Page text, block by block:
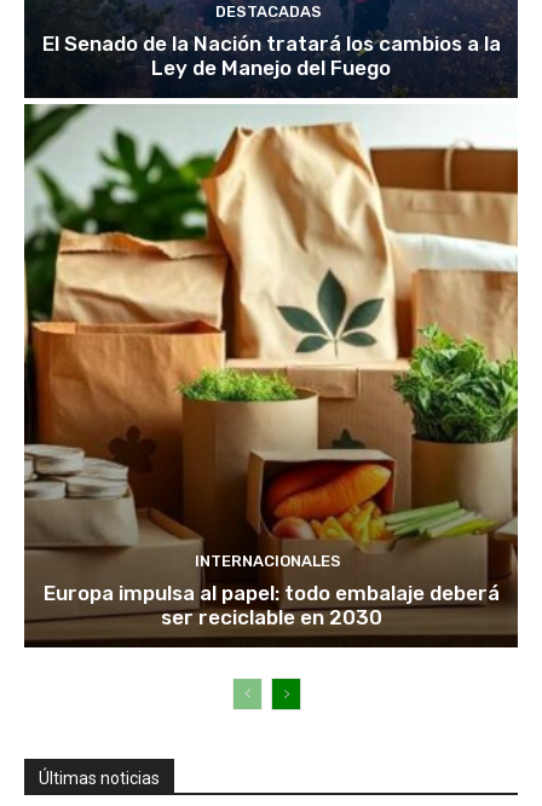
DESTACADAS
El Senado de la Nación tratará los cambios a la
Ley de Manejo del Fuego
INTERNACIONALES
Europa impulsa al papel: todo embalaje deberá
ser reciclable en 2030
Últimas noticias